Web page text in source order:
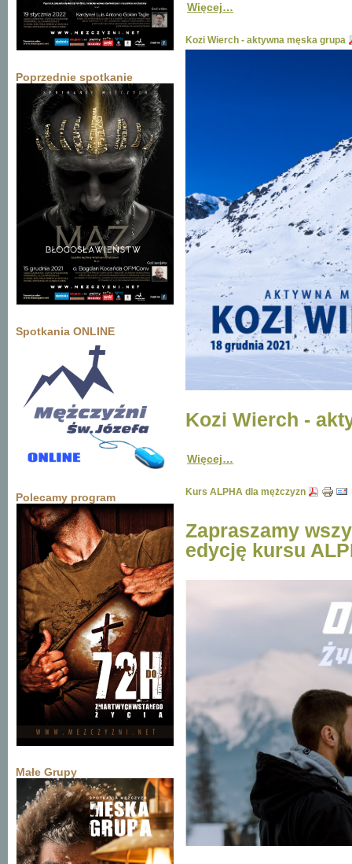
Poprzednie spotkanie
Spotkania ONLINE
Polecamy program
Małe Grupy
Więcej…
Kozi Wierch - aktywna męska grupa
Kozi Wierch -
Więcej…
Kurs ALPHA dla mężczyzn
Zapraszamy
edycję kursu